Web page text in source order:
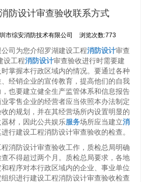
防设计审查验收联系方式
市综安消防技术有限公司 浏览次数:773
司为您介绍罗湖建设工程消防设计审查
设工程消防设计审查验收进行时需要建
掌握本行政区域内的情况。要通过各种
经销企业的宣传教育，提高他们的自我
也要建立健全生产监管体系和信息报告
零售企业的经营者应当依照本办法制定
的规划，并在其经营场所内设置明显的
材，因此公共娱乐服务场所应当建立消
行建设工程消防设计审查验收的检查。
消防设计审查验收工作，质检总局明确
不得超过两个月。质检总局要求，各地
程序对本行政区域内的企业、事业单位
织进行建设工程消防设计审查验收检查